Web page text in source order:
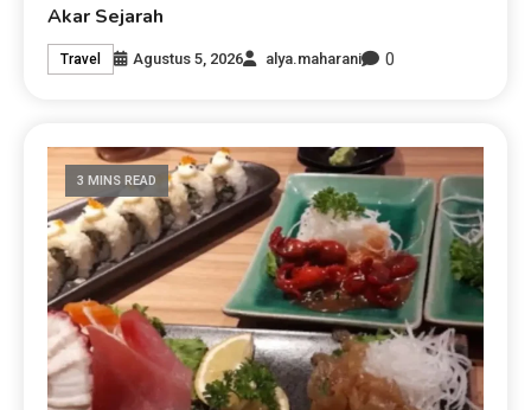
Akar Sejarah
Travel Agustus 5, 2026 alya.maharani 0
3 MINS READ